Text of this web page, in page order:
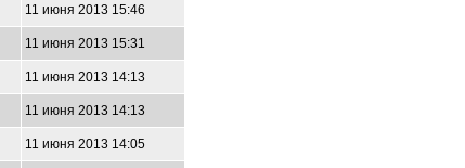
11 июня 2013 15:46
11 июня 2013 15:31
11 июня 2013 14:13
11 июня 2013 14:13
11 июня 2013 14:05